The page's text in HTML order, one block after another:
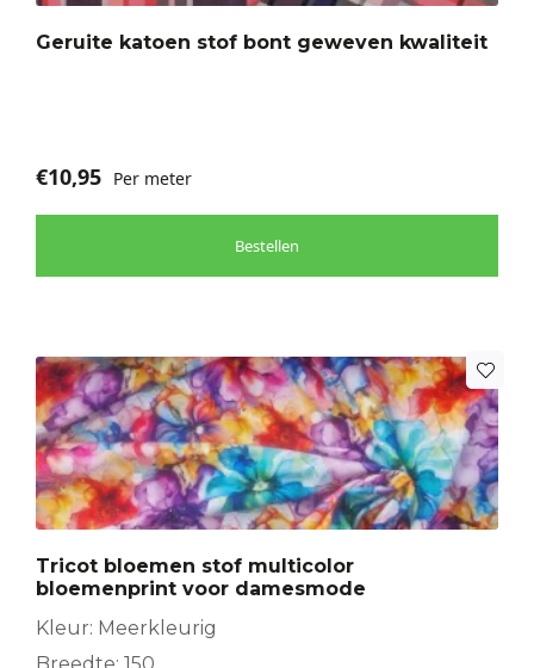
Geruite katoen stof bont geweven kwaliteit
€10,95 Per meter
Bestellen
Tricot bloemen stof multicolor
bloemenprint voor damesmode
Kleur: Meerkleurig